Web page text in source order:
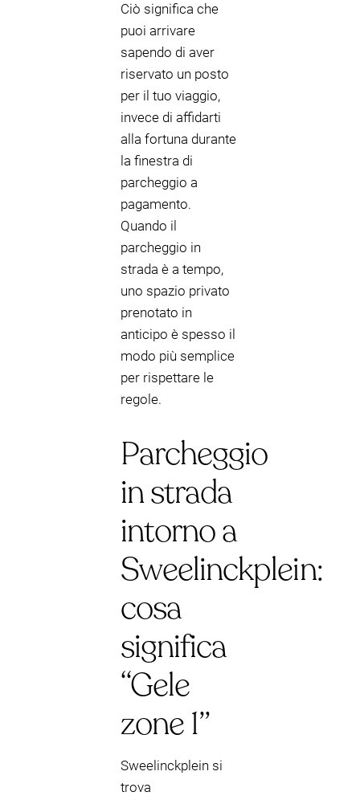
Ciò significa che
puoi arrivare
sapendo di aver
riservato un posto
per il tuo viaggio,
invece di affidarti
alla fortuna durante
la finestra di
parcheggio a
pagamento.
Quando il
parcheggio in
strada è a tempo,
uno spazio privato
prenotato in
anticipo è spesso il
modo più semplice
per rispettare le
regole.
Parcheggio
in strada
intorno a
Sweelinckplein:
cosa
significa
“Gele
zone 1”
Sweelinckplein si
trova